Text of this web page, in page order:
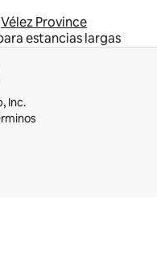
Vélez Province
estancias largas
Inc.